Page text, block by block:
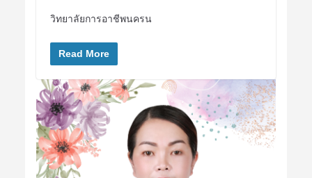
วิทยาลัยการอาชีพนครน
Read More